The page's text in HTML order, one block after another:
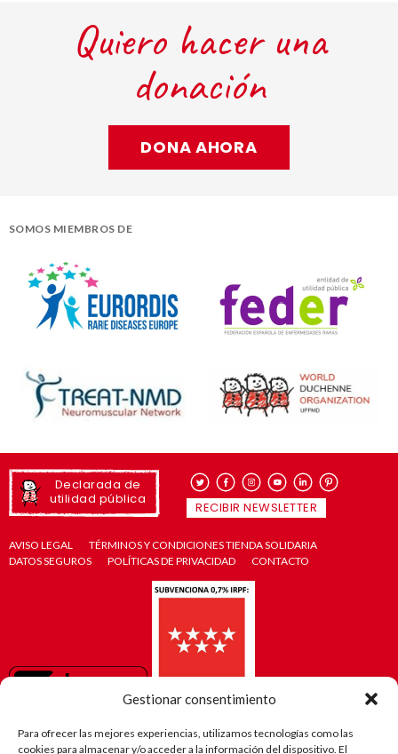
Gestionar consentimiento
Para ofrecer las mejores experiencias, utilizamos tecnologías como las
cookies para almacenar y/o acceder a la información del dispositivo. El
Quiero hacer una
donación
DONA AHORA
SOMOS MIEMBROS DE
Declarada de
utilidad pública
RECIBIR NEWSLETTER
AVISO LEGAL
TÉRMINOS Y CONDICIONES TIENDA SOLIDARIA
DATOS SEGUROS
POLÍTICAS DE PRIVACIDAD CONTACTO